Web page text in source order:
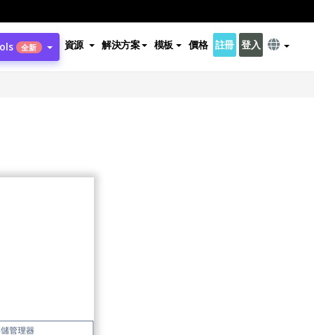
全新 資源 解決方案 模板 價格 註冊 登入